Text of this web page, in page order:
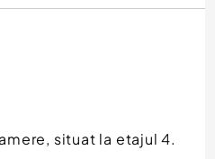
situat la etajul 4.